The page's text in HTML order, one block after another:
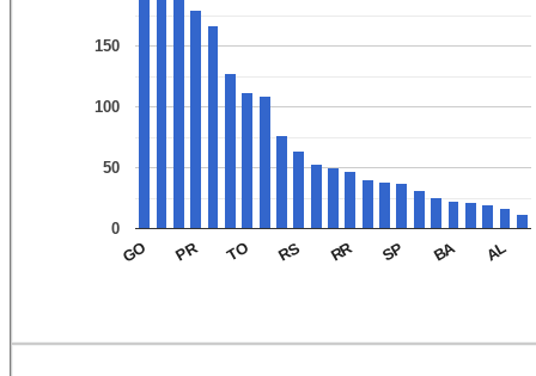
GO PR TO RS RR SP BA AL
0
50
100
150